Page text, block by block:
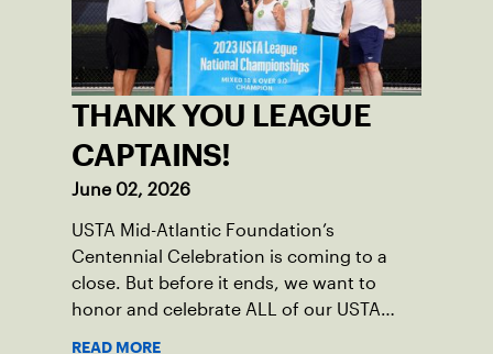
THANK YOU LEAGUE
CAPTAINS!
June 02, 2026
USTA Mid-Atlantic Foundation’s
Centennial Celebration is coming to a
close. But before it ends, we want to
honor and celebrate ALL of our USTA
READ MORE